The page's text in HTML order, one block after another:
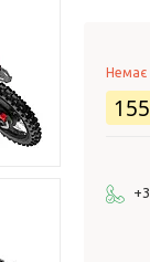
Немає